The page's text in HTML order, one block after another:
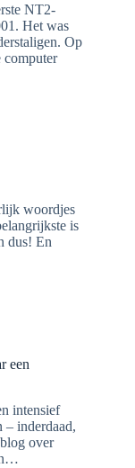
NT2-
Het was
Op
computer
woordjes
is
dus! En
een
intensief
– inderdaad,
over